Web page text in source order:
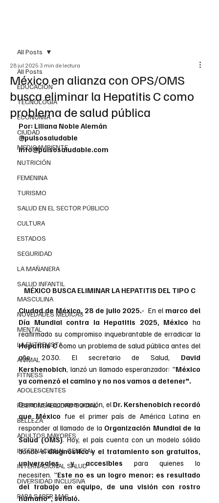
All Posts
EDUCACIÓN
TECNOLOGÍA
ECONOMÍA
CIUDAD
MEDIOAMBIENTE
NUTRICIÓN
FEMENINA
TURISMO
SALUD EN EL SECTOR PÚBLICO
CULTURA
ESTADOS
SEGURIDAD
LA MAÑANERA
SALUD INFANTIL
MASCULINA
NOVEDADES MEDICAS
MENTAL
LA ENTREVISTA
ANIMAL
FITNESS
ADOLESCENTES
RESPONSABILIDAD SOCIAL
BELLEZA
ADULTOS MAYORES
INTERNACIONAL GENERAL
INTERNACIONAL SALUD
DIVERSIDAD INCLUSIVA
PARA SABER MAS
All Posts
México en alianza con OPS/OMS
busca eliminar la Hepatitis C como
problema de salud pública
28 jul 2025 3 min de lectura
Por: Liliana Noble Alemán
@pulsosaludable
info@pulsosaludable.com
MÉXICO BUSCA ELIMINAR LA HEPATITIS DEL TIPO C
Ciudad de México, 28 de julio 2025.- En el marco del
Día Mundial contra la Hepatitis 2025, México ha
Hepatitis C como un problema de salud pública antes del
año 2030. El secretario de Salud, David
Kershenobich, lanzó un llamado esperanzador: "México
ya comenzó el camino y no nos vamos a detener".
Durante la conmemoración, el Dr. Kershenobich recordó
que México fue el primer país de América Latina en
responder al llamado de la Organización Mundial de la
Salud (OMS). Hoy, el país cuenta con un modelo sólido
donde el diagnóstico y el tratamiento son gratuitos,
universales y accesibles para quienes lo
necesiten. "Este no es un logro menor; es resultado
del trabajo en equipo, de una visión con rostro
humano", señaló.